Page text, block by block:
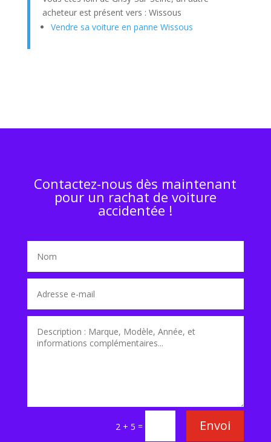
acheteur est présent vers : Wissous
Vendre sa voiture en panne Wissous
Contactez-nous dès maintenant
pour un rachat de voiture
accidentée !
2 + 5 = Envoi